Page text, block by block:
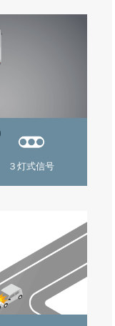
３灯式信号